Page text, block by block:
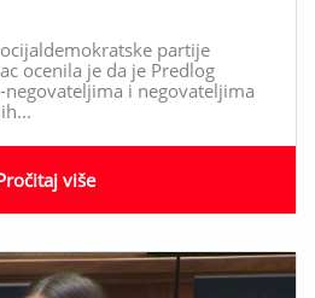
partije
ocenila je da je Predlog
i negovateljima
više